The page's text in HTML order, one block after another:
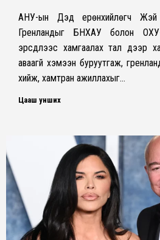
АНУ-ын Дэд ерөнхийлөгч
Гренландыг БНХАУ болон
эрсдлээс хамгаалах тал дээр
аваагүй хэмээн буруутгаж,
хийж, хамтран ажиллахыг…
Цааш унших